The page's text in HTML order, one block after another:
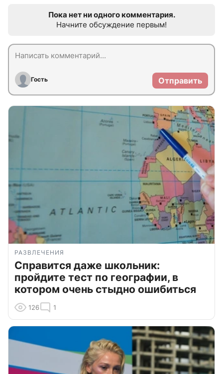
Пока нет ни одного комментария.
Начните обсуждение первым!
Гость Отправить
РАЗВЛЕЧЕНИЯ
Справится даже школьник:
пройдите тест по географии, в
котором очень стыдно ошибиться
126 1